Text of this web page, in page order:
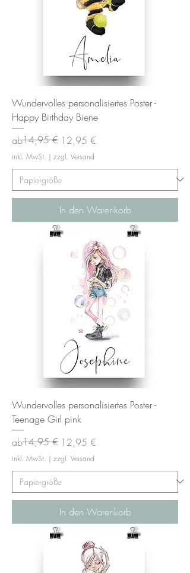
Wundervolles personalisiertes Poster -
Happy Birthday Biene
ab
Standardpreis
14,95 € 12,95 €
Sale-Preis
inkl. MwSt. | zzgl. Versand
In den Warenkorb
Wundervolles personalisiertes Poster -
Teenage Girl pink
ab
Standardpreis
14,95 € 12,95 €
Sale-Preis
inkl. MwSt. | zzgl. Versand
In den Warenkorb